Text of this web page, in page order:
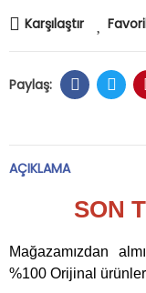
Karşılaştır
AÇIKLAMA
SON
Mağazamızdan
%100 Orijinal